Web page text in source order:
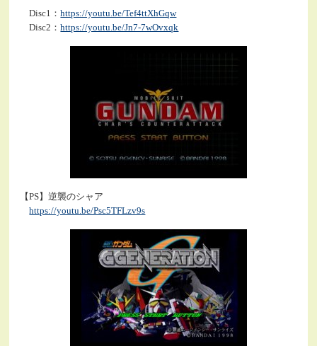
Disc1：https://youtu.be/Tef4ttXhGqw
Disc2：https://youtu.be/Jn7-7wOvxqk
【PS】逆襲のシャア
https://youtu.be/Psc5TFLzv9s